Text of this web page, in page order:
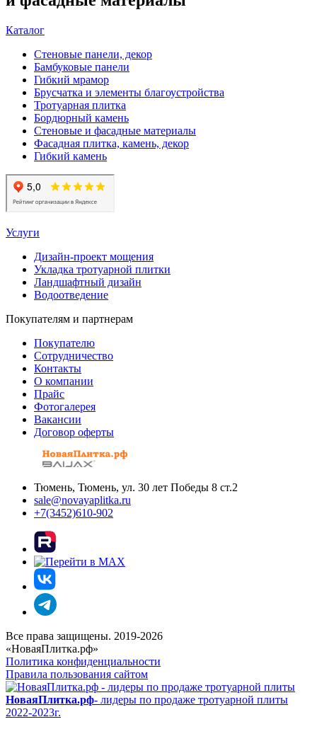
Каталог
Стеновые панели, декор
Бамбуковые панели
Гибкий мрамор
Брусчатка и элементы благоустройства
Тротуарная плитка
Бордюрный камень
Стеновые и фасадные материалы
Фасадная плитка, камень, декор
Гибкий камень
Услуги
Дизайн-проект мощения
Укладка тротуарной плитки
Ландшафтный дизайн
Водоотведение
Покупателям и партнерам
Покупателю
Сотрудничество
Контакты
О компании
Прайс
Фотогалерея
Вакансии
Договор оферты
Тюмень, Тюмень, ул. 30 лет Победы 8 ст.2
sale@novayaplitka.ru
+7(3452)610-902
Все права защищены. 2019-2026
«НоваяПлитка.рф»
Политика конфиденциальности
Правила пользования сайтом
НоваяПлитка.рф- лидеры по продаже тротуарной плиты
2022-2023г.